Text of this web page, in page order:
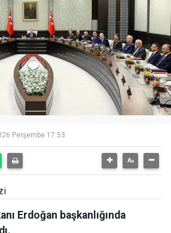
Perşembe 17:53
Erdoğan başkanlığında